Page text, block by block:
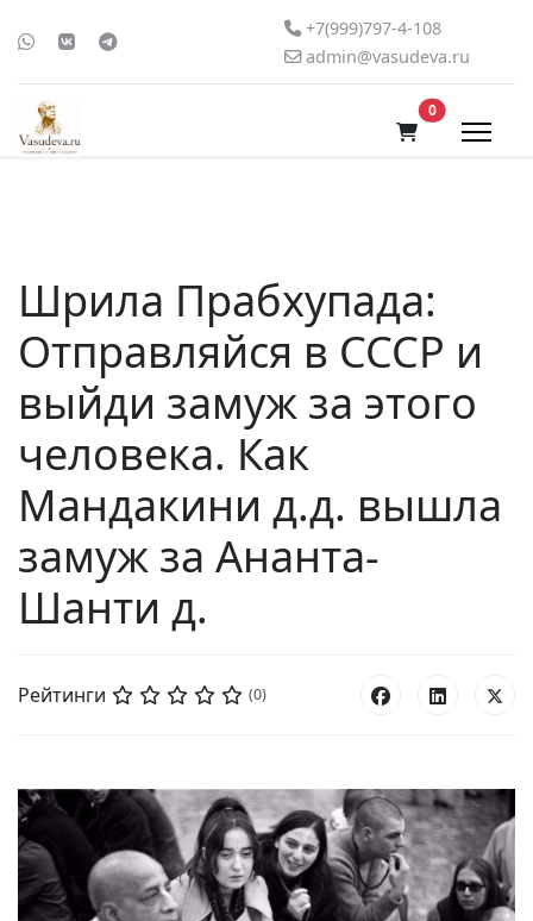
+7(999)797-4-108
admin@vasudeva.ru
0В корзину
Шрила Прабхупада:
Отправляйся в СССР и
выйди замуж за этого
человека. Как
Мандакини д.д. вышла
замуж за Ананта-
Шанти д.
Рейтинги (0)